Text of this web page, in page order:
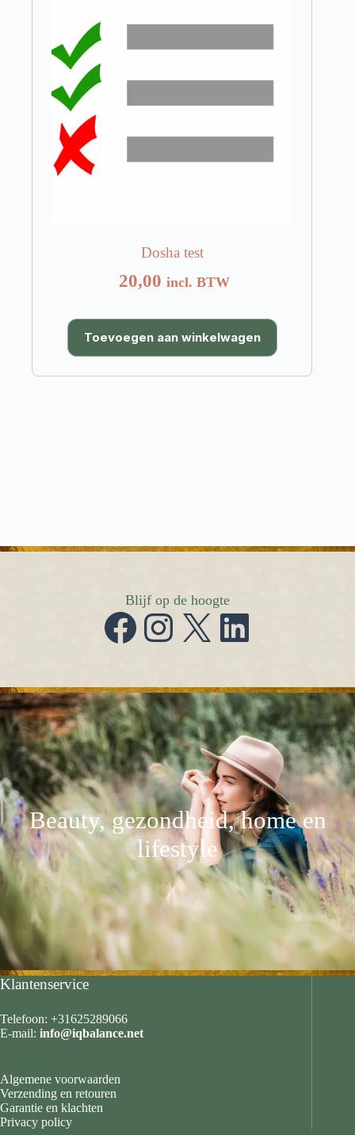
Dosha test
20,00 incl. BTW
Toevoegen aan winkelwagen
Blijf op de hoogte
Facebook
Instagram
X LinkedIn
Beauty, gezondheid, home en
lifestyle
Klantenservice
Telefoon: +31625289066
E-mail: info@iqbalance.net
Algemene voorwaarden
Verzending en retouren
Garantie en klachten
Privacy policy